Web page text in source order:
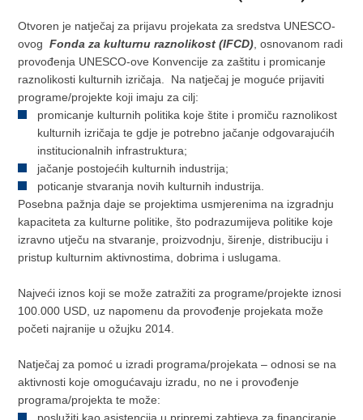
Otvoren je natječaj za prijavu projekata za sredstva UNESCO-
ovogFonda za kulturnu raznolikost (IFCD) , osnovanom radi
provođenja UNESCO-ove Konvencije za zaštitu i promicanje
raznolikosti kulturnih izričaja. Na natječaj je moguće prijaviti
programe/projekte koji imaju za cilj:
promicanje kulturnih politika koje štite i promiču raznolikost
kulturnih izričaja te gdje je potrebno jačanje odgovarajućih
institucionalnih infrastruktura;
jačanje postojećih kulturnih industrija;
poticanje stvaranja novih kulturnih industrija.
Posebna pažnja daje se projektima usmjerenima na izgradnju
kapaciteta za kulturne politike, što podrazumijeva politike koje
izravno utječu na stvaranje, proizvodnju, širenje, distribuciju i
pristup kulturnim aktivnostima, dobrima i uslugama.
Najveći iznos koji se može zatražiti za programe/projekte iznosi
100.000 USD, uz napomenu da provođenje projekata može
početi najranije u ožujku 2014.
Natječaj za pomoć u izradi programa/projekata – odnosi se na
aktivnosti koje omogućavaju izradu, no ne i provođenje
programa/projekta te može: